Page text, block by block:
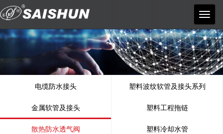
宁波
赛顺
塑料
电器
有限
公司
电缆防水接头 塑料波纹软管及接头系列
金属软管及接头 塑料工程拖链
散热防水透气阀 塑料冷却水管